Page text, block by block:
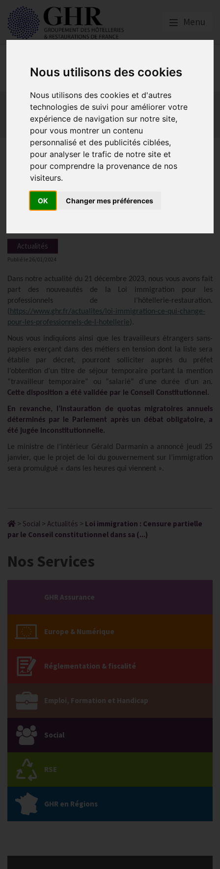
Nous utilisons des cookies
Nous utilisons des cookies et d'autres
technologies de suivi pour améliorer votre
expérience de navigation sur notre site,
pour vous montrer un contenu
personnalisé et des publicités ciblées,
pour analyser le trafic de notre site et
pour comprendre la provenance de nos
visiteurs.
OK Changer mes préférences
Menu
Social
Actualités
Les obligations liées à l’embauche
Les obligations liées à l’exécution du contrat de travail
Les obligations liées à l’extinction du contrat
Loi immigration : Censure
partielle par le Conseil
constitutionnel dans sa
décision le 25 janvier 2024
Actualités
Publié le 26/01/2024
Dans notre actualité du 21 décembre 2023, nous vous avons fait
part des nouveautés de la Loi immigration pour les
professionnels de l’hôtellerie-restauration.
( https://www.ghr.fr/actualites/loi-immigration-ce-qui-change-
pour-les-professionnels-de-l-hotellerie ).
Nous vous indiquions ainsi que les travailleurs étrangers sans-
papiers exerçant dans des métiers en tension dont la liste sera
établie par décret, pourront solliciter auprès du préfet
l’obtention d’un titre de séjour temporaire portant la mention
“travailleur temporaire” ou “salarié” d’une durée d’un an.
Cette disposition a été validée par le Conseil Constitutionnel.
En revanche, l’instauration de quotas migratoires annuels
déterminés par le Parlement après un débat obligatoire, a
été jugée inconstitutionnelle.
Le ministre de l’intérieur Gérald Darmanin a annoncé jeudi 25
janvier, que le projet de loi du gouvernement sur l’immigration
sera promulgué « dans les heures qui viennent ».
> Social > Actualités > Loi immigration : Censure partielle
par le Conseil constitutionnel dans sa (...)
Nos Services
GHR Assurance
Europe & Numérique
Réglementation & fiscalité
Emploi, Formation et Handicap
Social
RSE
GHR en Régions